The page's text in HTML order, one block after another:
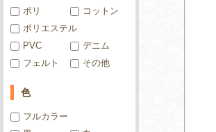
ポリ
コットン
ポリエステル
PVC
デニム
フェルト
その他
色
フルカラー